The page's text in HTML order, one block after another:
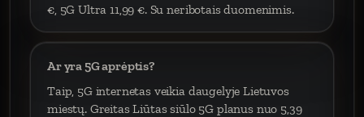
€, 5G Ultra 11,99 €. Su neribotais duomenimis.
Ar yra 5G aprėptis?
Taip, 5G internetas veikia daugelyje Lietuvos
miestų. Greitas Liūtas siūlo 5G planus nuo 5,39